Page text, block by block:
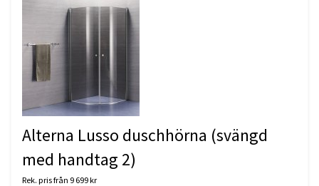
Alterna Lusso duschhörna (svängd
med handtag 2)
Rek. pris från 9 699 kr